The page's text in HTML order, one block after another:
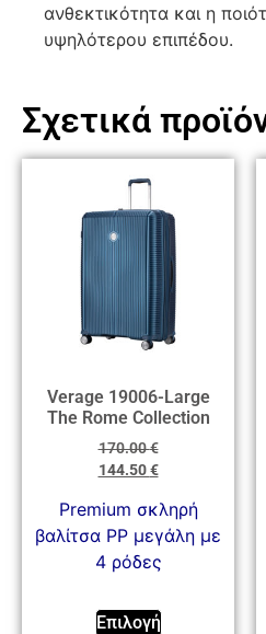
ανθεκτικότητα και η
υψηλότερου επιπέδου.
Σχετικά
Verage 19006-Large
The Rome Collection
170.00€
144.50€
Premium σκληρή
βαλίτσα PP μεγάλη με
4 ρόδες
Επιλογή